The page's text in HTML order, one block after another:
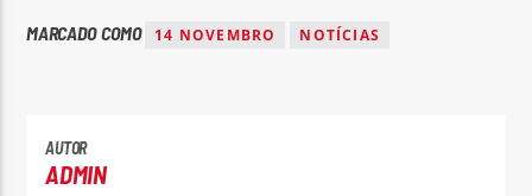
MARCADO COMO 14 NOVEMBRO NOTÍCIAS
AUTOR
ADMIN